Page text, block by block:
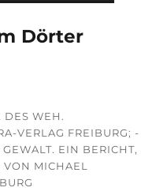
Dörter
DES WEH.
VERLAG FREIBURG; -
EIN BERICHT,
MICHAEL